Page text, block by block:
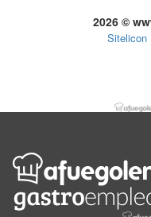
2026 ©
Sitelicon